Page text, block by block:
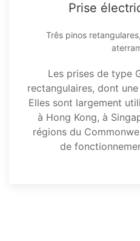
Prise
Três pinos
Les prises de type
rectangulaires, dont
Elles sont largement
à Hong Kong, à
régions du
de